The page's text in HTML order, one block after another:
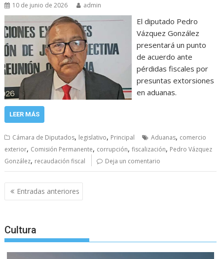
10 de junio de 2026 admin
El diputado Pedro
Vázquez González
presentará un punto
de acuerdo ante
pérdidas fiscales por
presuntas extorsiones
en aduanas.
LEER MÁS
Cámara de Diputados, legislativo, Principal Aduanas, comercio
exterior, Comisión Permanente, corrupción,fiscalización, Pedro Vázquez
González, recaudación fiscal Deja un comentario
Navegación
de
Entradas anteriores
Cultura